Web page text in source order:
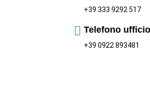
+39 333 9292 517
Telefono
+39 0922 893481